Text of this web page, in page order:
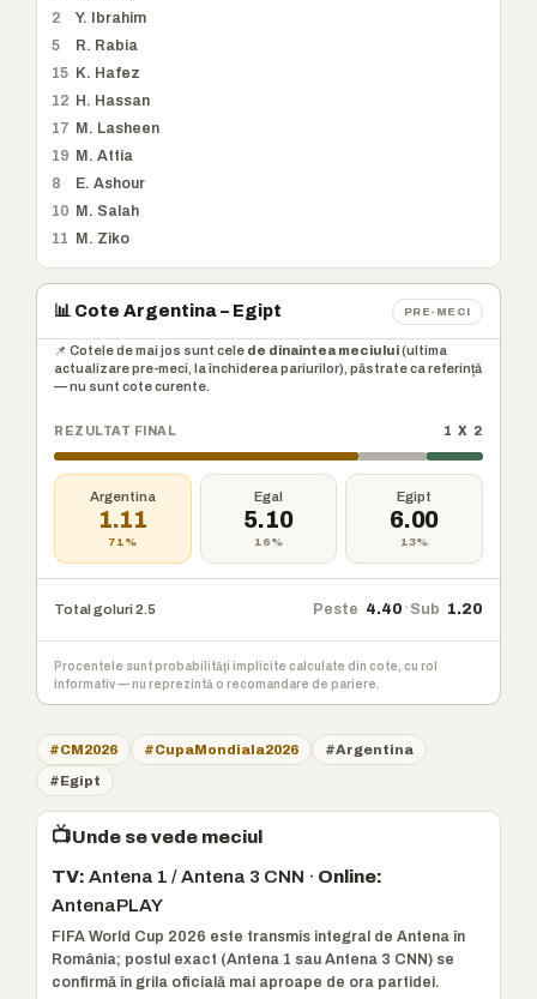
2
Y. Ibrahim
5
R. Rabia
15 K. Hafez
12 H. Hassan
17 M. Lasheen
19 M. Attia
8
E. Ashour
10 M. Salah
11
M. Ziko
📊 Cote Argentina – Egipt PRE-MECI
📌 Cotele de mai jos sunt cele de dinaintea meciului(ultima
actualizare pre-meci, la închiderea pariurilor), păstrate ca referință
— nu sunt cote curente.
REZULTAT FINAL 1 X 2
Argentina
1.11
71%
Egal
5.10
16%
Egipt
6.00
13%
Total goluri 2.5 Peste 4.40 · Sub 1.20
Procentele sunt probabilități implicite calculate din cote, cu rol
informativ — nu reprezintă o recomandare de pariere.
#CM2026 #CupaMondiala2026 #Argentina
#Egipt
📺Unde se vede meciul
TV: Antena 1 / Antena 3 CNN · Online:
AntenaPLAY
FIFA World Cup 2026 este transmis integral de Antena în
România; postul exact (Antena 1 sau Antena 3 CNN) se
confirmă în grila oficială mai aproape de ora partidei.